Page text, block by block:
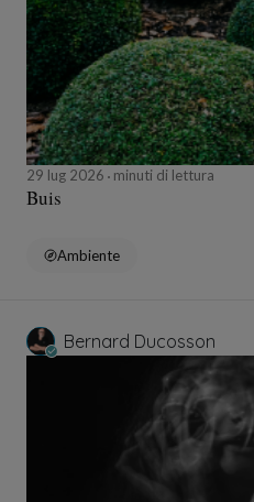
29 lug 2026 minuti di lettura
Buis
Ambiente
Bernard Ducosson